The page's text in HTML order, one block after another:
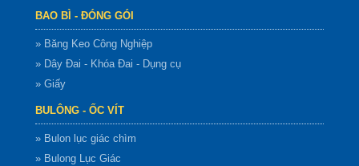
BAO BÌ - ĐÓNG GÓI
» Băng Keo Công Nghiệp
» Dây Đai - Khóa Đai - Dụng cụ
» Giấy
BULÔNG - ỐC VÍT
» Bulon lục giác chìm
» Bulong Lục Giác